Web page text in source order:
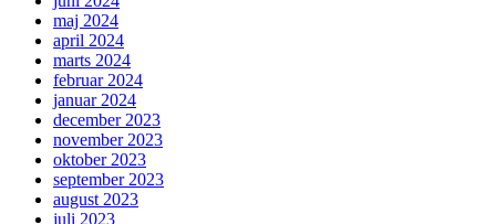
maj 2024
april 2024
marts 2024
februar 2024
januar 2024
december 2023
november 2023
oktober 2023
september 2023
august 2023
juli 2023